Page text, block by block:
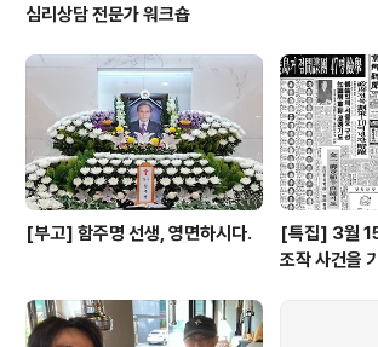
심리상담 전문가 워크숍
[부고] 함주명 선생, 영면하시다.
[특집] 3월
조작 사건을